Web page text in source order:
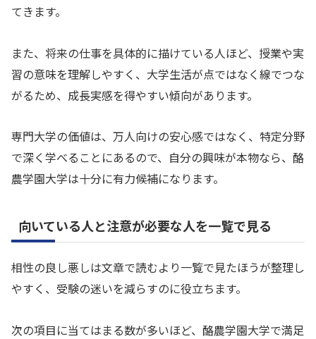
てきます。
また、将来の仕事を具体的に描けている人ほど、授業や実
習の意味を理解しやすく、大学生活が点ではなく線でつな
がるため、成長実感を得やすい傾向があります。
専門大学の価値は、万人向けの安心感ではなく、特定分野
で深く学べることにあるので、自分の興味が本物なら、酪
農学園大学は十分に有力候補になります。
向いている人と注意が必要な人を一覧で見る
相性の良し悪しは文章で読むより一覧で見たほうが整理し
やすく、受験の迷いを減らすのに役立ちます。
次の項目に当てはまる数が多いほど、酪農学園大学で満足